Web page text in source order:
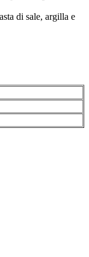
di sale, argilla e